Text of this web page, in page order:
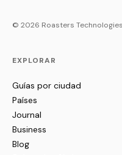
© 2026 Roasters Technologies
EXPLORAR
Guías por ciudad
Países
Journal
Business
Blog